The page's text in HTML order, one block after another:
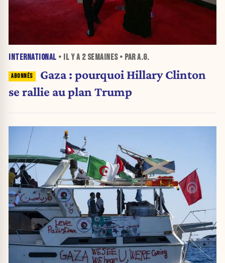
INTERNATIONAL • IL Y A 2 SEMAINES• PAR A.G.
Gaza : pourquoi Hillary Clinton
se rallie au plan Trump